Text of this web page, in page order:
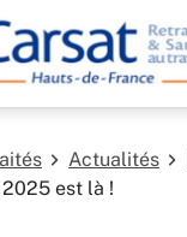
Actualités
est là !